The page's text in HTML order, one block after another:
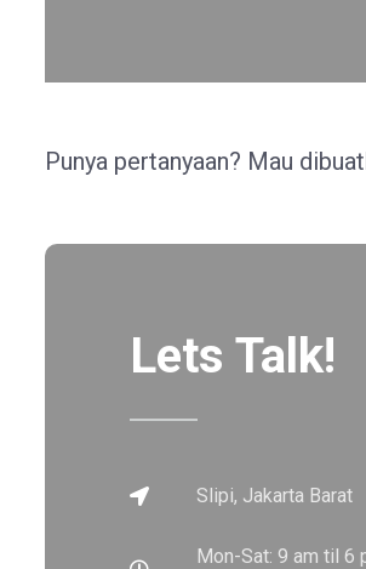
Punya pertanyaan? Mau
Lets Talk!
Slipi, Jakarta Barat
Mon-Sat: 9 am til 6